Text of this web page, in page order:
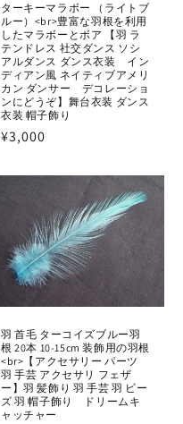
ターキーマラボー （ライトブ
ルー）<br>豊富な羽根を利用
したマラボーとボア 【羽 ラ
テンドレス 社交ダンス ソシ
アルダンス ダンス衣装 イン
ディアン風 ネイティブアメリ
カン ダンサー デコレーショ
ンにどうぞ】舞台衣装 ダンス
衣装 帽子飾り
通
価
¥3,000
羽 首毛 ターコイズブルー羽
根 20本 10-15cm 装飾用の羽根
<br>【アクセサリー パーツ
羽 手芸 アクセサリ フェザ
ー】羽 髪飾り 羽 手芸 羽 ビー
ズ 羽 帽子飾り ドリームキ
ャッチャー